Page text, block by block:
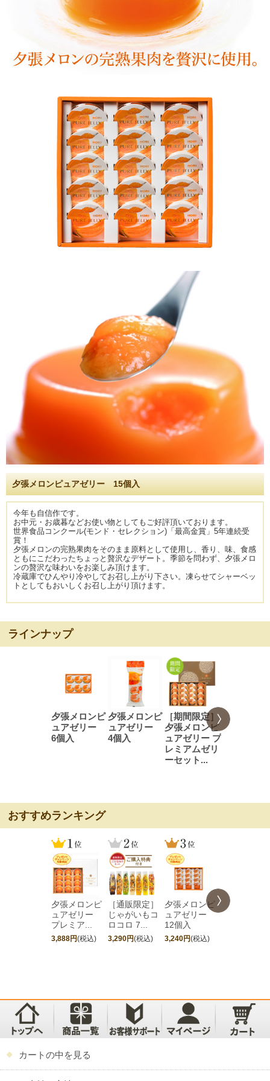
夕張メロンピュアゼリー 15個入
今年も自信作です。
お中元・お歳暮などお使い物としてもご好評頂いております。
世界食品コンクール(モンド・セレクション)「最高金賞」5年連続受
賞！
夕張メロンの完熟果肉をそのまま原料として使用し、香り、味、食感
ともにこだわったちょっと贅沢なデザート。季節を問わず、夕張メロ
ンの贅沢な味わいをお楽しみ頂けます。
冷蔵庫でひんやり冷やしてお召し上がり下さい。凍らせてシャーベッ
トとしてもおいしくお召し上がり頂けます。
ラインナップ
夕張メロンピ
ュアゼリー
6個入
夕張メロンピ
ュアゼリー
4個入
［期間限定］
夕張メロンピ
ュアゼリー プ
レミアムゼリ
ーセット...
夕張メロン
ュアゼリ
おすすめランキング
夕張メロンピ
ュアゼリー
プレミア...
3,888円(税込)
［通販限定］
じゃがいもコ
ロコロ 7...
3,290円(税込)
夕張メロンピ
ュアゼリー
12個入
3,240円(税込)
［期間限定
夕張メロン
カートの中を見る